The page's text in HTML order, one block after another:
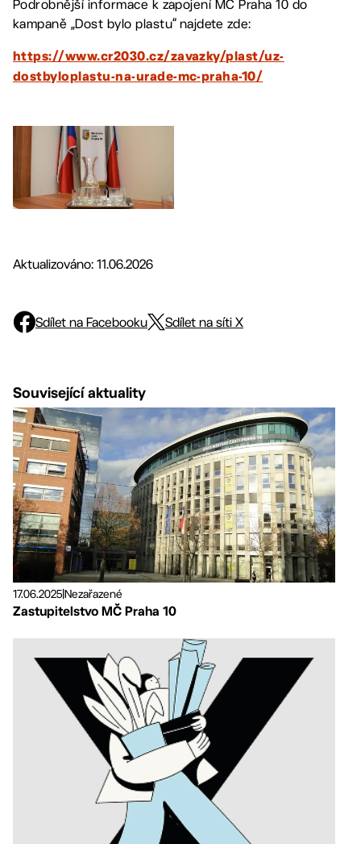
Podrobnější informace k zapojení MČ Praha 10 do
kampaně „Dost bylo plastu“ najdete zde:
https://www.cr2030.cz/zavazky/plast/uz-
dostbyloplastu-na-urade-mc-praha-10/
Aktualizováno: 11.06.2026
Sdílet na Facebooku Sdílet na síti X
Související aktuality
17.06.2025|Nezařazené
Zastupitelstvo MČ Praha 10